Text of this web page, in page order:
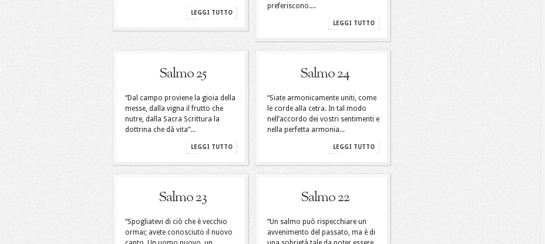
LEGGI TUTTO
preferiscono....
LEGGI TUTTO
Salmo 25
“Dal campo proviene la gioia della
messe, dalla vigna il frutto che
nutre, dalla Sacra Scrittura la
dottrina che dà vita”...
LEGGI TUTTO
Salmo 24
“Siate armonicamente uniti, come
le corde alla cetra. In tal modo
nell’accordo dei vostri sentimenti e
nella perfetta armonia...
LEGGI TUTTO
Salmo 23
“Spogliatevi di ciò che è vecchio
ormai; avete conosciuto il nuovo
Salmo 22
“Un salmo può rispecchiare un
avvenimento del passato, ma è di